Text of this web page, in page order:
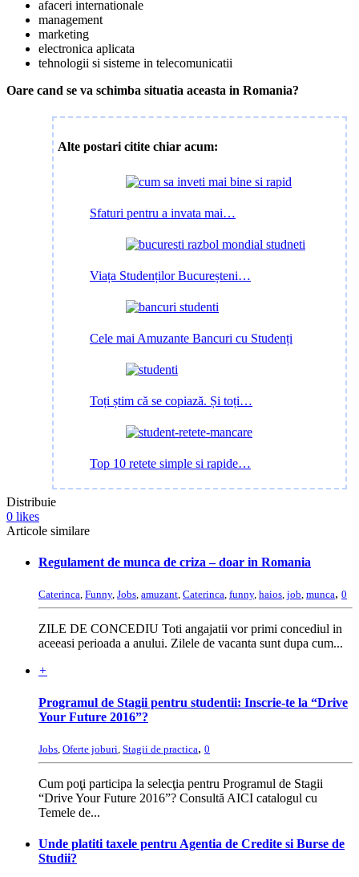
afaceri internationale
management
marketing
electronica aplicata
tehnologii si sisteme in telecomunicatii
Oare cand se va schimba situatia aceasta in Romania?
Alte postari citite chiar acum:
Sfaturi pentru a invata mai…
Viața Studenților Bucureșteni…
Cele mai Amuzante Bancuri cu Studenți
Toți știm că se copiază. Și toți…
Top 10 retete simple si rapide…
Distribuie
0 likes
Articole similare
Regulament de munca de criza – doar in Romania
Caterinca, Funny, Jobs, amuzant, Caterinca, funny, haios, job, munca, 0
ZILE DE CONCEDIU Toti angajatii vor primi concediul in
aceeasi perioada a anului. Zilele de vacanta sunt dupa cum...
+
Programul de Stagii pentru studentii: Inscrie-te la “Drive
Your Future 2016”?
Jobs, Oferte joburi, Stagii de practica, 0
Cum poţi participa la selecţia pentru Programul de Stagii
“Drive Your Future 2016”? Consultă AICI catalogul cu
Temele de...
Unde platiti taxele pentru Agentia de Credite si Burse de
Studii?